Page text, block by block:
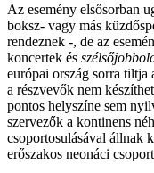
Az esemény elsősorban
boksz- vagy más
rendeznek -, de az
koncertek és
európai ország sorra tiltja
a részvevők nem
pontos helyszíne sem
szervezők a kontinens
csoportosulásával állnak
erőszakos neonáci